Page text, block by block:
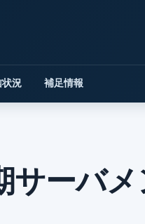
状況 補足情報
ーバメ